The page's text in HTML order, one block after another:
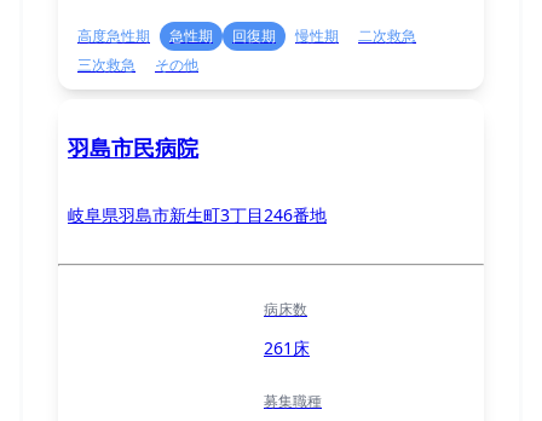
高度急性期 急性期 回復期 慢性期
二次救急
三次救急
その他
羽島市民病院
岐阜県羽島市新生町3丁目246番地
病床数
261床
募集職種